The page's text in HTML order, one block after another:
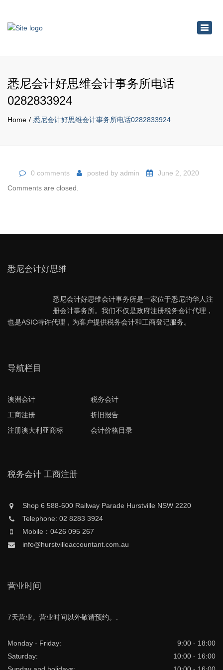
悉尼会计好思维会计事务所电话
0282833924
Home 悉尼会计好思维会计事务所电话0282833924
0 comments posted by admin
June 2, 2020
Comments are closed.
悉尼会计好思维
悉尼会计好思维会计事务所是一家位于悉尼的华人注
册会计事务所。我们不仅是政府注册税务会计代理，
也是ASIC特许代理，为客户提供税务会计和工商登记服务。
导航栏目
澳洲会计
税务会计
工商注册
折旧报告
注册澳大利亚商标
会计价格目录
税务会计 工商注册
Shop 6 588-600 Railway Parade Hurstville NSW 2220
Telephone: 02 8283 3924
Mobile：0426 095 267
info@hurstvilleaccountant.com.au
营业时间
7天营业。营业时间以外敬请预约。.
Monday - Friday:
9:00 - 18:00
Saturday:
10:00 - 16:00